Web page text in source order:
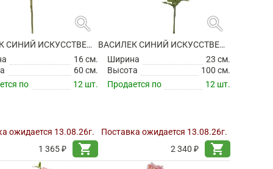
search
ВАСИЛЕК СИНИЙ ИСКУССТВЕННЫЙ
16 см.
60 см.
по
12 шт.
ожидается 13.08.26г.
1 365 ₽
shopping_cart
search
ВАСИЛЕК СИНИЙ ИСКУССТВЕННЫЙ
Ширина
23 см.
Высота
100 см.
Продается по
12 шт.
Поставка ожидается 13.08.26г.
2 340 ₽
shopping_cart